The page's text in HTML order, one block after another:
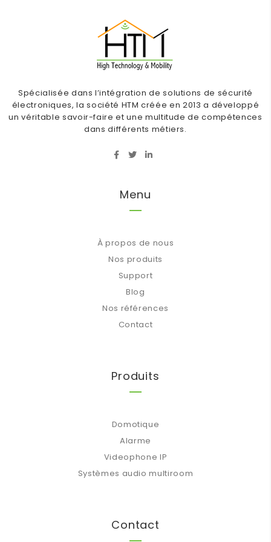
Spécialisée dans l’intégration de solutions de sécurité
électroniques, la société HTM créée en 2013 a développé
un véritable savoir-faire et une multitude de compétences
dans différents métiers.
Menu
À propos de nous
Nos produits
Support
Blog
Nos références
Contact
Produits
Domotique
Alarme
Videophone IP
Systèmes audio multiroom
Contact